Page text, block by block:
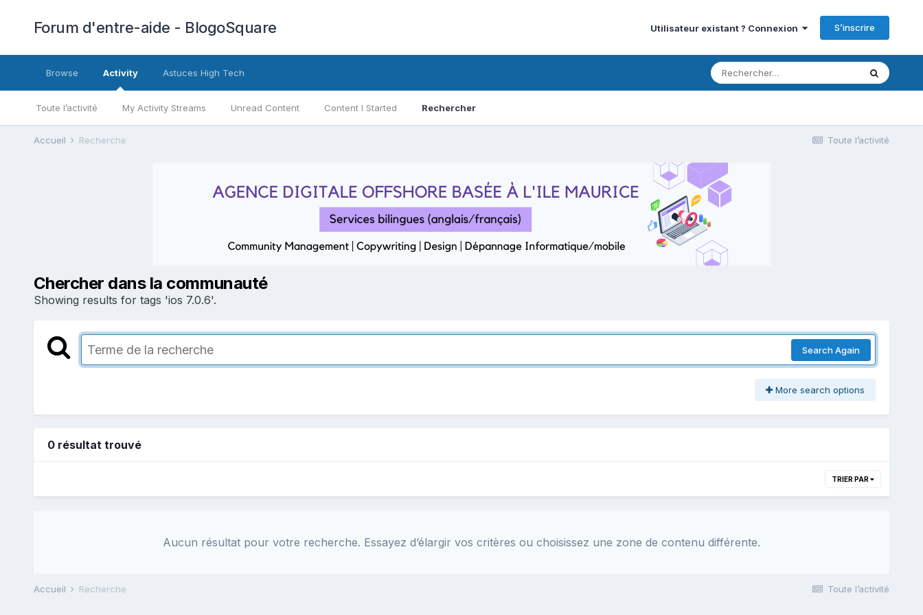
Forum d'entre-aide - BlogoSquare Utilisateur existant ? Connexion S’inscrire
Browse Activity
Toute l’activité My Activity Streams Unread Content Content I Started Rechercher
Astuces High Tech
Toute l’activité
Accueil Recherche
Chercher dans la communauté
Showing results for tags 'ios 7.0.6'.
Search Again
More search options
0 résultat trouvé
TRIER PAR
Aucun résultat pour votre recherche. Essayez d’élargir vos critères ou choisissez une zone de contenu différente.
Toute l’activité
Accueil Recherche